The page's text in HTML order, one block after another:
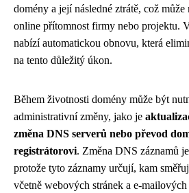
domény a její následné ztrátě, což
online přítomnost firmy nebo projektu.
nabízí automatickou obnovu, která
na tento důležitý úkon.
Během životnosti domény může být
administrativní změny, jako je
změna DNS serverů nebo převod
registrátorovi. Změna DNS záznamů
protože tyto záznamy určují, kam
včetně webových stránek a e-mailových